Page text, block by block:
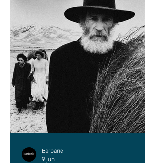
Barbarie
9 jun